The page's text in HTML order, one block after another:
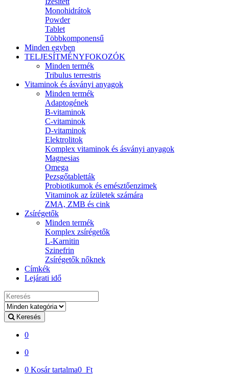
Monohidrátok
Powder
Tablet
Többkomponensű
Minden egyben
TELJESÍTMÉNYFOKOZÓK
Minden termék
Tribulus terrestris
Vitaminok és ásványi anyagok
Minden termék
Adaptogének
B-vitaminok
C-vitaminok
D-vitaminok
Elektrolitok
Komplex vitaminok és ásványi anyagok
Magnesias
Omega
Pezsgőtabletták
Probiotikumok és emésztőenzimek
Vitaminok az ízületek számára
ZMA, ZMB és cink
Zsírégetők
Minden termék
Komplex zsírégetők
L-Karnitin
Szinefrin
Zsírégetők nőknek
Címkék
Lejárati idő
Keresés
Keresés
0
0
0 Kosár tartalma0 Ft